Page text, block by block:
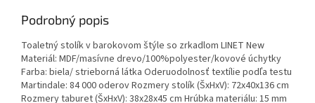
Podrobný popis
Toaletný stolík v barokovom štýle so zrkadlom LINET New
Materiál: MDF/masívne drevo/100%polyester/kovové úchytky
Farba: biela/ strieborná látka Oderuodolnosť textílie podľa testu
Martindale: 84 000 oderov Rozmery stolík (ŠxHxV): 72x40x136 cm
Rozmery taburet (ŠxHxV): 38x28x45 cm Hrúbka materiálu: 15 mm